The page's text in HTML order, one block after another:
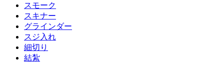
スモーク
スキナー
グラインダー
スジ入れ
細切り
結紮